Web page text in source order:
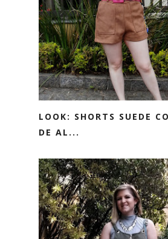
LOOK: SHORTS SUEDE
DE AL...